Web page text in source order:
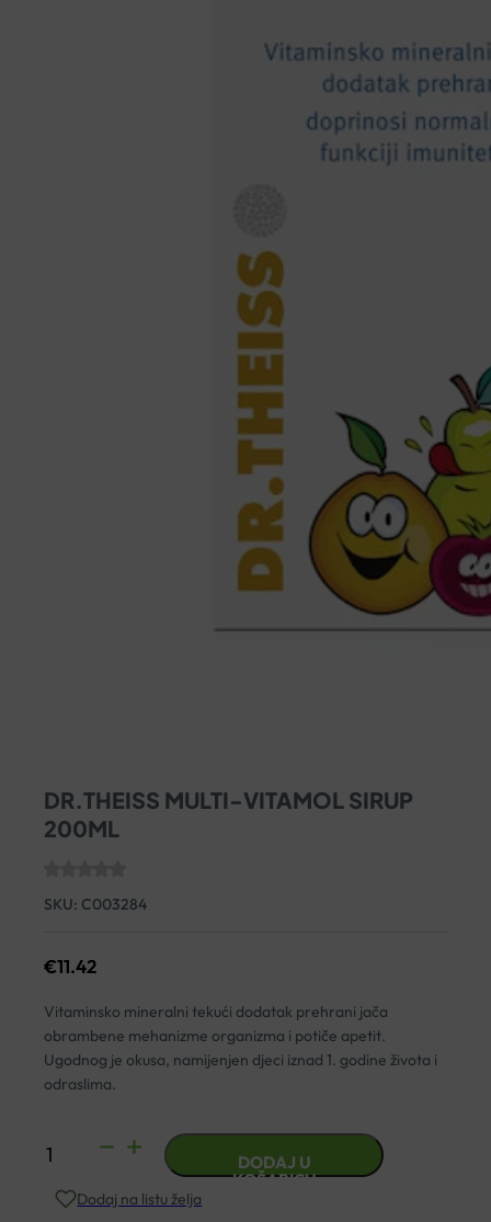
DR.THEISS MULTI-VITAMOL SIRUP
200ML
SKU: C003284
€11.42
Vitaminsko mineralni tekući dodatak prehrani jača
obrambene mehanizme organizma i potiče apetit.
Ugodnog je okusa, namijenjen djeci iznad 1. godine života i
odraslima.
DR.THEISS
VITAMOL
DODAJ U
KOŠARICU
Dodaj na listu želja